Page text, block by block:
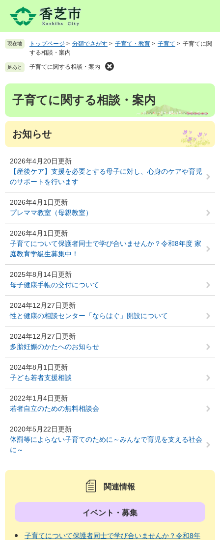
先
。
を
て
へ
現在地 トップページ > 分類でさがす > 子育て・教育 > 子育て > 子育てに関
する相談・案内
足あと 子育てに関する相談・案内
本
子育てに関する相談・案内
お知らせ
2026年4月20日更新
【産後ケア】支援を必要とする母子に対し、心身のケアや育児
のサポートを行います
2026年4月1日更新
プレママ教室（母親教室）
2026年4月1日更新
子育てについて保護者同士で学び合いませんか？令和8年度 家
庭教育学級生募集中！
2025年8月14日更新
母子健康手帳の交付について
2024年12月27日更新
性と健康の相談センター「ならはぐ」開設について
2024年12月27日更新
多胎妊娠のかたへのお知らせ
2024年8月1日更新
子ども若者支援相談
2022年1月4日更新
若者自立のための無料相談会
2020年5月22日更新
体罰等によらない子育てのために～みんなで育児を支える社会
に～
関連情報
イベント・募集
子育てについて保護者同士で学び合いませんか？令和8年